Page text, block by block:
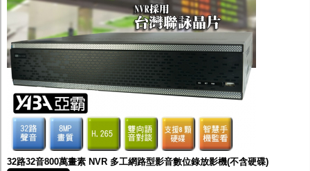
32路32音800萬畫素 NVR 多工網路型影音數位錄放影機(不含硬碟)